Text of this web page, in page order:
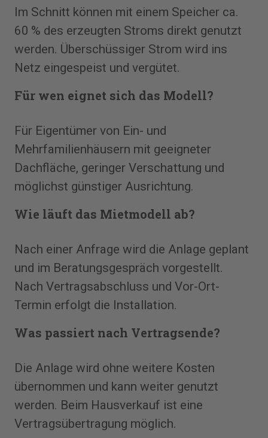
Im Schnitt können mit einem Speicher ca.
60 % des erzeugten Stroms direkt genutzt
werden. Überschüssiger Strom wird ins
Netz eingespeist und vergütet.
Für wen eignet sich das Modell?
Für Eigentümer von Ein- und
Mehrfamilienhäusern mit geeigneter
Dachfläche, geringer Verschattung und
möglichst günstiger Ausrichtung.
Wie läuft das Mietmodell ab?
Nach einer Anfrage wird die Anlage geplant
und im Beratungsgespräch vorgestellt.
Nach Vertragsabschluss und Vor-Ort-
Termin erfolgt die Installation.
Was passiert nach Vertragsende?
Die Anlage wird ohne weitere Kosten
übernommen und kann weiter genutzt
werden. Beim Hausverkauf ist eine
Vertragsübertragung möglich.